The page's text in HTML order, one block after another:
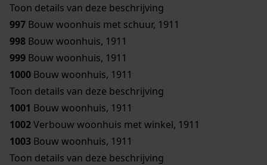
Toon details van deze beschrijving
997 Bouw woonhuis met schuur, 1911
998 Bouw woonhuis, 1911
999 Bouw woonhuis, 1911
1000 Bouw woonhuis, 1911
Toon details van deze beschrijving
1001 Bouw woonhuis, 1911
1002Verbouw woonhuis met winkel, 1911
1003 Bouw woonhuis, 1911
Toon details van deze beschrijving